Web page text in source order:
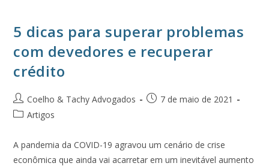
5 dicas para superar problemas
com devedores e recuperar
crédito
Coelho & Tachy Advogados
7 de maio de 2021
Artigos
A pandemia da COVID-19 agravou um cenário de crise
econômica que ainda vai acarretar em um inevitável aumento